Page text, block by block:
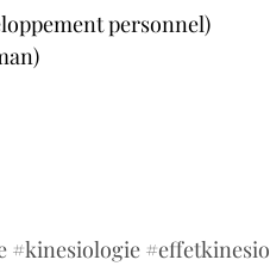
personnel)
#kinesiologie #effetkinesio